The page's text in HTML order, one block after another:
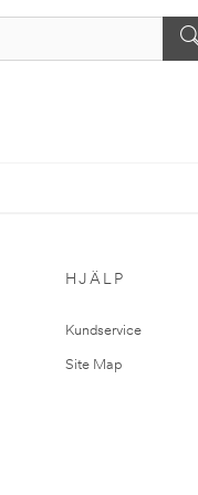
HJÄLP
Kundservice
Site Map